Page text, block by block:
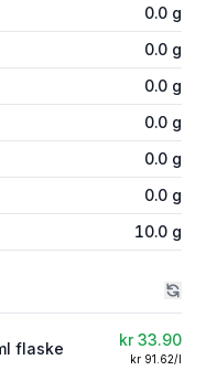
0.0 g
0.0 g
0.0 g
0.0 g
0.0 g
0.0 g
10.0 g
flaske kr 33.90
kr 91.62/l